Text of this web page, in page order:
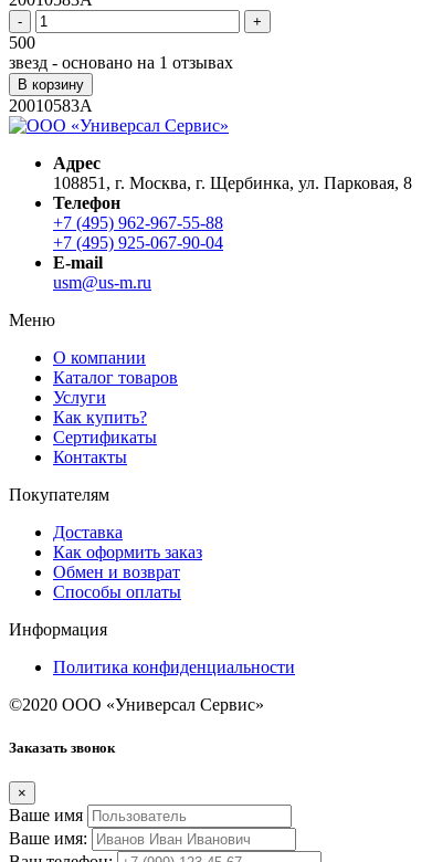
- +
500
звезд - основано на 1 отзывах
В корзину
20010583A
Адрес
108851, г. Москва, г. Щербинка, ул. Парковая, 8
Телефон
+7 (495) 962-967-55-88
+7 (495) 925-067-90-04
E-mail
usm@us-m.ru
Меню
О компании
Каталог товаров
Услуги
Как купить?
Сертификаты
Контакты
Покупателям
Доставка
Как оформить заказ
Обмен и возврат
Способы оплаты
Информация
Политика конфиденциальности
©2020 ООО «Универсал Сервис»
Заказать звонок
×
Ваше имя
Ваше имя: